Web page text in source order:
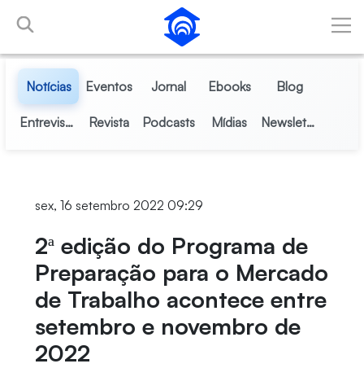
Pular para o Conteúdo principal
Notícias Eventos Jornal Ebooks Blog
Entrevistas Revista Podcasts Mídias Newsletter
sex, 16 setembro 2022 09:29
2ª edição do Programa de
Preparação para o Mercado
de Trabalho acontece entre
setembro e novembro de
2022